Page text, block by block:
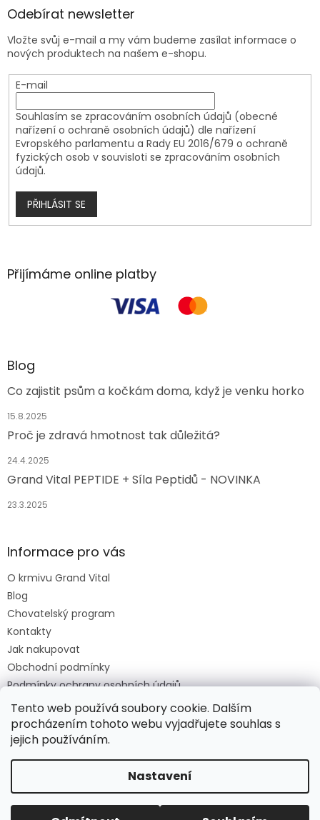
Tento web používá soubory cookie. Dalším
procházením tohoto webu vyjadřujete souhlas s
jejich používáním.
Nastavení
Odebírat newsletter
Vložte svůj e-mail a my vám budeme zasílat informace o
nových produktech na našem e-shopu.
E-mail
Souhlasím se zpracováním osobních údajů (obecné
nařízení o ochraně osobních údajů) dle nařízení
Evropského parlamentu a Rady EU 2016/679 o ochraně
fyzických osob v souvisloti se zpracováním osobních
údajů.
PŘIHLÁSIT SE
Přijímáme online platby
Blog
Co zajistit psům a kočkám doma, když je venku horko
15.8.2025
Proč je zdravá hmotnost tak důležitá?
24.4.2025
Grand Vital PEPTIDE + Síla Peptidů - NOVINKA
23.3.2025
Informace pro vás
O krmivu Grand Vital
Blog
Chovatelský program
Kontakty
Jak nakupovat
Obchodní podmínky
Podmínky ochrany osobních údajů
O krmivu Grand Vital
Copyright 2026Grand Vital Shop. Všechna práva